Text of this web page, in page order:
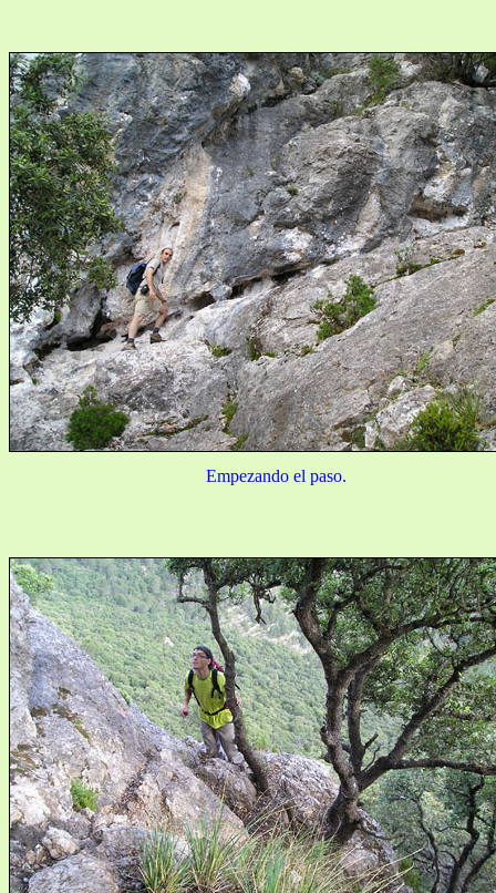
Empezando el paso.